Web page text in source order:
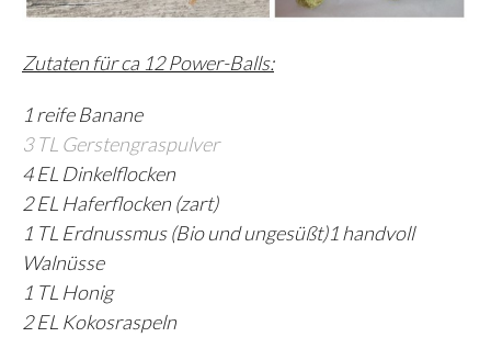
Zutaten für ca 12 Power-Balls:
1 reife Banane
3 TL Gerstengraspulver
4 EL Dinkelflocken
2 EL Haferflocken (zart)
1 TL Erdnussmus (Bio und ungesüßt)1 handvoll
Walnüsse
1 TL Honig
2 EL Kokosraspeln